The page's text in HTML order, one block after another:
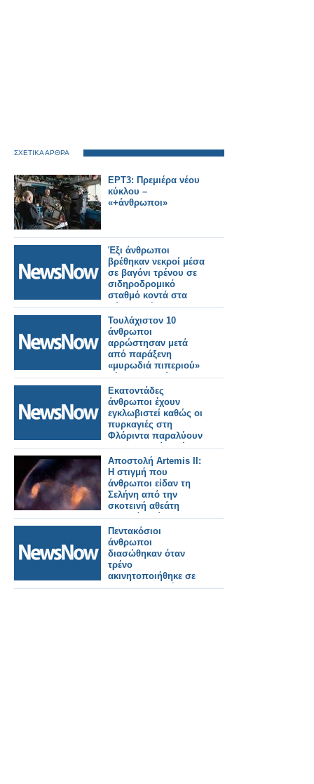
ΣΧΕΤΙΚΑ ΑΡΘΡΑ
ΕΡΤ3: Πρεμιέρα νέου
κύκλου –
«+άνθρωποι»
Έξι άνθρωποι
βρέθηκαν νεκροί μέσα
σε βαγόνι τρένου σε
σιδηροδρομικό
σταθμό κοντά στα
σύνορα Τέξας-
Μεξικού.
Τουλάχιστον 10
άνθρωποι
αρρώστησαν μετά
από παράξενη
«μυρωδιά πιπεριού»
μέσα σε κινούμενο
τρένο στην Ιαπωνία.
Εκατοντάδες
άνθρωποι έχουν
εγκλωβιστεί καθώς οι
πυρκαγιές στη
Φλόριντα παραλύουν
την υπηρεσία τρένων
της Amtrak.
Αποστολή Artemis II:
Η στιγμή που
άνθρωποι είδαν τη
Σελήνη από την
σκοτεινή αθεάτη
πλευρά – Βίντεο και
φωτό
Πεντακόσιοι
άνθρωποι
διασώθηκαν όταν
τρένο
ακινητοποιήθηκε σε
σιδηροδρομική